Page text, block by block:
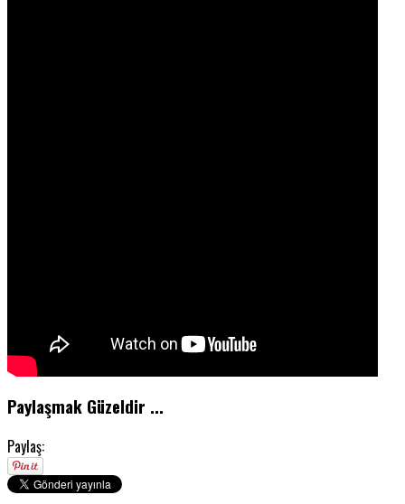
Paylaşmak Güzeldir ...
Paylaş: